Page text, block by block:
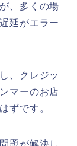
、多くの場
延がエラー
、クレジッ
マーのお店
ずです。
題が解決し